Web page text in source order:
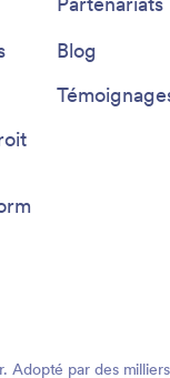
Blog
par des